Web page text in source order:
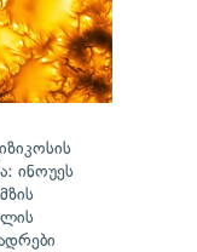
ინოუეს